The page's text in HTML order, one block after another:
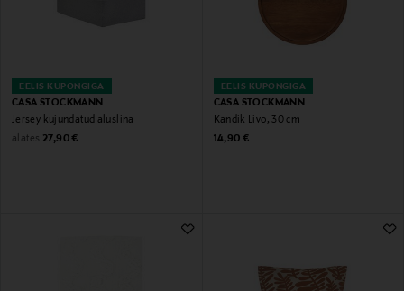
EELIS KUPONGIGA
CASA STOCKMANN
Jersey kujundatud aluslina
alates Original Price
27,90 €
EELIS KUPONGIGA
CASA STOCKMANN
Kandik Livo, 30 cm
Original Price
14,90 €